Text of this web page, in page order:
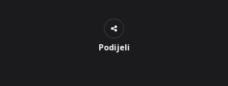
Podijeli